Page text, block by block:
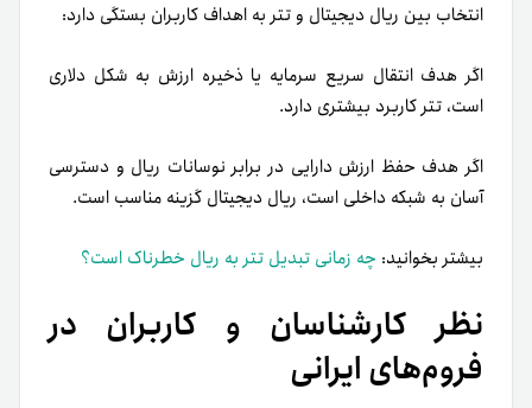
انتخاب بین ریال دیجیتال و تتر به اهداف کاربران بستگی دارد:
اگر هدف انتقال سریع سرمایه یا ذخیره ارزش به شکل دلاری
است، تتر کاربرد بیشتری دارد.
اگر هدف حفظ ارزش دارایی در برابر نوسانات ریال و دسترسی
آسان به شبکه داخلی است، ریال دیجیتال گزینه مناسب است.
بیشتر بخوانید: چه زمانی تبدیل تتر به ریال خطرناک است؟
نظر کارشناسان و کاربران در
فروم‌های ایرانی